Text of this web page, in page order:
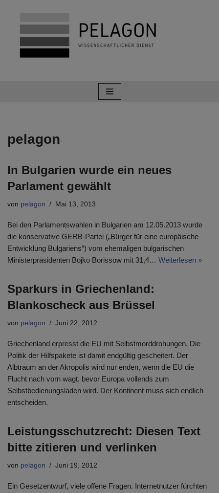
Zum
Inhalt
springen
pelagon
In Bulgarien wurde ein neues
Parlament gewählt
von pelagon Mai 13, 2013
Bei den Parlamentswahlen in Bulgarien am 12.05.2013 wurde
die konservative GERB-Partei („Bürger für eine europäische
Entwicklung Bulgariens“) vom ehemaligen bulgarischen
Ministerpräsidenten Bojko Borissow mit 31,4… Weiterlesen »
Sparkurs in Griechenland:
Blankoscheck aus Brüssel
von pelagon Juni 22, 2012
Griechenland erpresst die EU mit Selbstmorddrohungen. Die
Politik der Hilfspakete ist damit endgültig gescheitert. Der
Albtraum an der Akropolis wird nur enden, wenn die EU die
Flucht nach vorn wagt, bevor Europa vollends zum
Selbstbedienungsladen wird. Der Kontinent muss sich endlich
entscheiden.
Leistungsschutzrecht: Diesen Text
bitte zitieren und verlinken
von pelagon Juni 19, 2012
Ein Gesetzentwurf, viele offene Fragen. Internetnutzer fürchten